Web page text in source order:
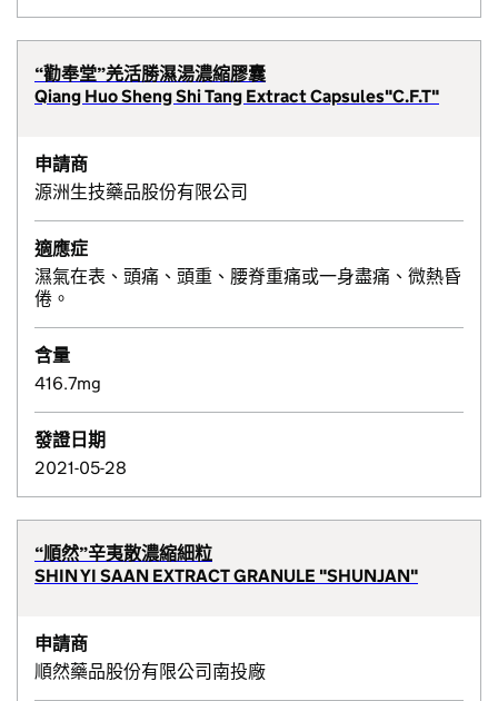
“勸奉堂”羌活勝濕湯濃縮膠囊
Qiang Huo Sheng Shi Tang Extract Capsules"C.F.T"
申請商
源洲生技藥品股份有限公司
適應症
濕氣在表、頭痛、頭重、腰脊重痛或一身盡痛、微熱昏
倦。
含量
416.7mg
發證日期
2021-05-28
“順然”辛夷散濃縮細粒
SHIN YI SAAN EXTRACT GRANULE "SHUNJAN"
申請商
順然藥品股份有限公司南投廠